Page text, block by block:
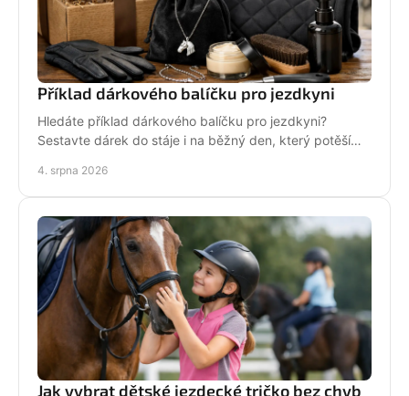
Příklad dárkového balíčku pro jezdkyni
Hledáte příklad dárkového balíčku pro jezdkyni?
Sestavte dárek do stáje i na běžný den, který potěší
4. srpna 2026
Jak vybrat dětské jezdecké tričko bez chyb